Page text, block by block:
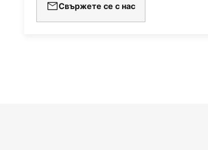
- безстепенно регулиране
система за интелигентен
- Up- и Downlight: ъгълът
Свържете се с нас